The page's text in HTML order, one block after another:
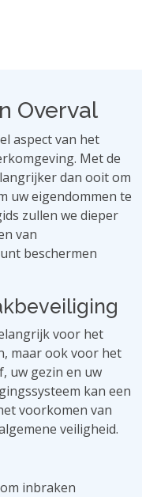
Overval
aspect van het
Met de
dan ooit om
uw eigendommen te
zullen we dieper
van
beschermen
voor het
maar ook voor het
uw gezin en uw
kan een
voorkomen van
veiligheid.
inbraken